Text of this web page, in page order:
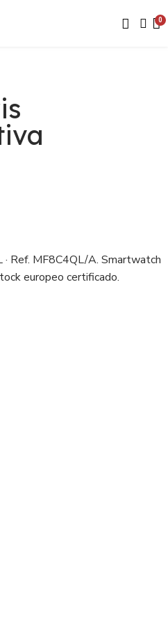
Ref. MF8C4QL/A. Smartwatch
europeo certificado.